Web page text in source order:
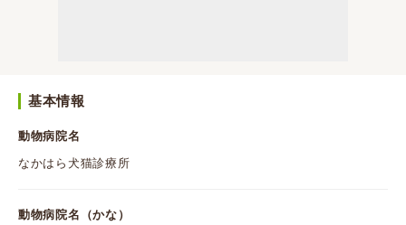
基本情報
動物病院名
なかはら犬猫診療所
動物病院名（かな）